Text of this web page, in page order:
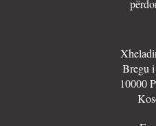
Bregu
10000